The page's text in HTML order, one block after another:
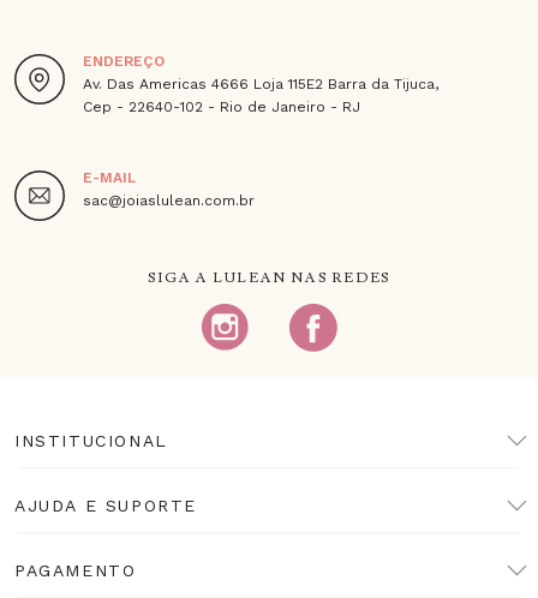
ENDEREÇO
Av. Das Americas 4666 Loja 115E2 Barra da Tijuca,
Cep - 22640-102 - Rio de Janeiro - RJ
E-MAIL
sac@joiaslulean.com.br
SIGA A LULEAN NAS REDES
INSTITUCIONAL
AJUDA E SUPORTE
PAGAMENTO